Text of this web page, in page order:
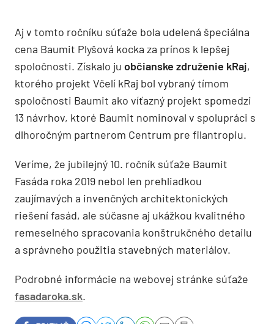
Aj v tomto ročníku súťaže bola udelená špeciálna
cena Baumit Plyšová kocka za prínos k lepšej
spoločnosti. Získalo ju občianske združenie kRaj,
ktorého projekt Včelí kRaj bol vybraný tímom
spoločnosti Baumit ako víťazný projekt spomedzi
13 návrhov, ktoré Baumit nominoval v spolupráci s
dlhoročným partnerom Centrum pre filantropiu.
Veríme, že jubilejný 10. ročník súťaže Baumit
Fasáda roka 2019 nebol len prehliadkou
zaujímavých a invenčných architektonických
riešení fasád, ale súčasne aj ukážkou kvalitného
remeselného spracovania konštrukčného detailu
a správneho použitia stavebných materiálov.
Podrobné informácie na webovej stránke súťaže
fasadaroka.sk.